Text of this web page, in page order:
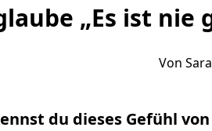
„Es ist nie
Von
du dieses Gefühl